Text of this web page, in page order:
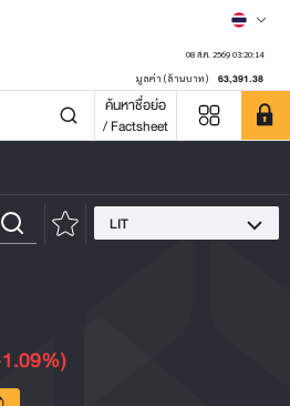
08 ส.ค. 2569 03:20:14
มูลค่า (ล้านบาท) 63,391.38
ค้นหาชื่อย่อ
/ Factsheet
LIT